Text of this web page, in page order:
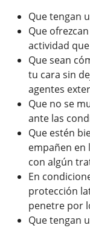
Que tengan
Que
actividad
Que sean
tu cara sin
agentes
Que no se
ante las
Que estén
empañen en
con algún
En
protección
penetre por
Que tengan